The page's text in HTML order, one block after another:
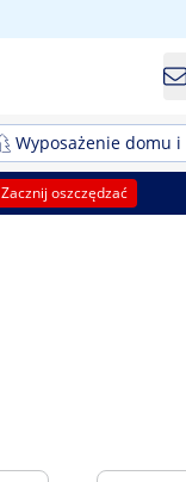
Wyposażenie domu
Zacznij oszczędzać